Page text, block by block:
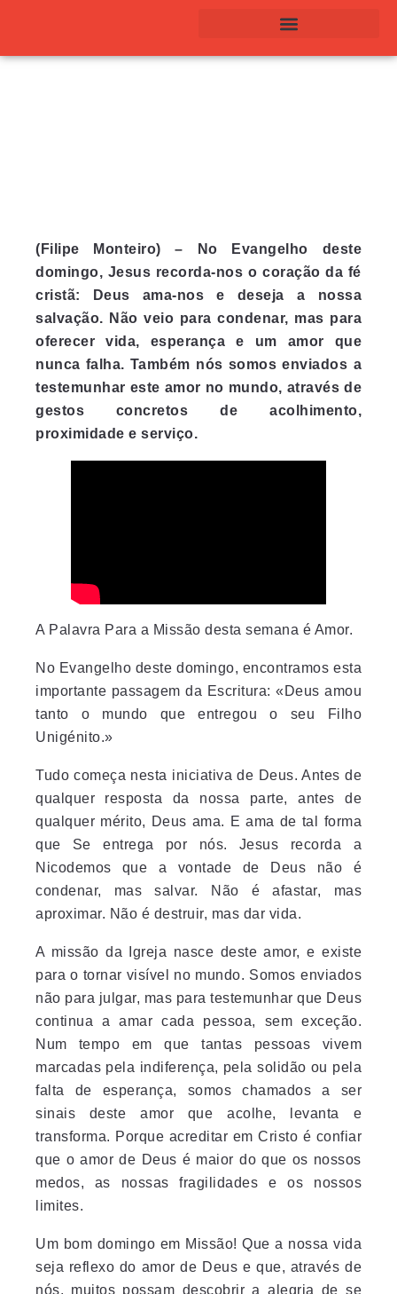
(Filipe Monteiro) – No Evangelho deste
domingo, Jesus recorda-nos o coração da fé
cristã: Deus ama-nos e deseja a nossa
salvação. Não veio para condenar, mas para
oferecer vida, esperança e um amor que
nunca falha. Também nós somos enviados a
testemunhar este amor no mundo, através de
gestos concretos de acolhimento,
proximidade e serviço.
A Palavra Para a Missão desta semana é Amor.
No Evangelho deste domingo, encontramos esta
importante passagem da Escritura: «Deus amou
tanto o mundo que entregou o seu Filho
Unigénito.»
Tudo começa nesta iniciativa de Deus. Antes de
qualquer resposta da nossa parte, antes de
qualquer mérito, Deus ama. E ama de tal forma
que Se entrega por nós. Jesus recorda a
Nicodemos que a vontade de Deus não é
condenar, mas salvar. Não é afastar, mas
aproximar. Não é destruir, mas dar vida.
A missão da Igreja nasce deste amor, e existe
para o tornar visível no mundo. Somos enviados
não para julgar, mas para testemunhar que Deus
continua a amar cada pessoa, sem exceção.
Num tempo em que tantas pessoas vivem
marcadas pela indiferença, pela solidão ou pela
falta de esperança, somos chamados a ser
sinais deste amor que acolhe, levanta e
transforma. Porque acreditar em Cristo é confiar
que o amor de Deus é maior do que os nossos
medos, as nossas fragilidades e os nossos
limites.
Um bom domingo em Missão! Que a nossa vida
seja reflexo do amor de Deus e que, através de
nós, muitos possam descobrir a alegria de se